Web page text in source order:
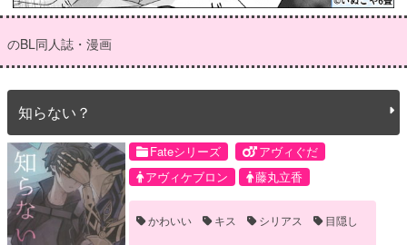
のBL同人誌・漫画
知らない？
Fateシリーズ
アヴィぐだ
アヴィケブロン
藤丸立香
かわいい キス シリアス 目隠し